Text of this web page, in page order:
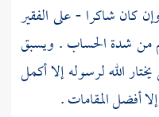
كان شاكرا - على الفقير
من شدة الحساب . ويسبق
الله لرسوله إلا أكمل
أفضل المقامات .